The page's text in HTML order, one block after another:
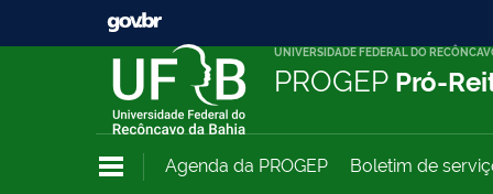
UNIVERSIDADE FEDERAL DO
PROGEP Pró-
Agenda da PROGEP Boletim de